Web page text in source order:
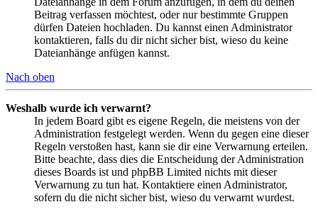
Beitrag verfassen möchtest, oder nur bestimmte Gruppen
dürfen Dateien hochladen. Du kannst einen Administrator
kontaktieren, falls du dir nicht sicher bist, wieso du keine
Dateianhänge anfügen kannst.
Nach oben
Weshalb wurde ich verwarnt?
In jedem Board gibt es eigene Regeln, die meistens von der
Administration festgelegt werden. Wenn du gegen eine dieser
Regeln verstoßen hast, kann sie dir eine Verwarnung erteilen.
Bitte beachte, dass dies die Entscheidung der Administration
dieses Boards ist und phpBB Limited nichts mit dieser
Verwarnung zu tun hat. Kontaktiere einen Administrator,
sofern du die nicht sicher bist, wieso du verwarnt wurdest.